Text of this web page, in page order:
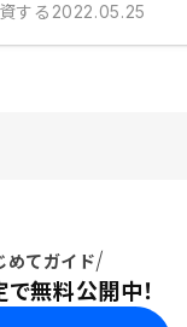
する 2022.05.25
めてガイド
無料公開中！